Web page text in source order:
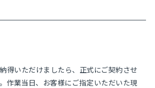
得いただけましたら、正式にご契約させ
作業当日、お客様にご指定いただいた現